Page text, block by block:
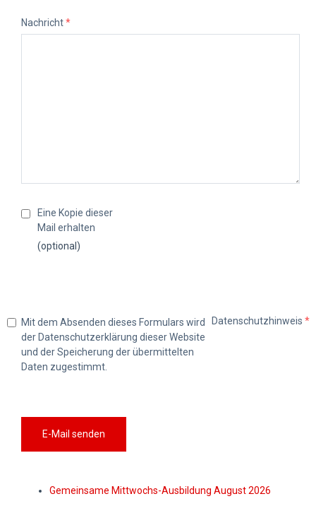
Nachricht*
Eine Kopie dieser
Mail erhalten
(optional)
Datenschutzhinweis *
Mit dem Absenden dieses Formulars wird
der Datenschutzerklärung dieser Website
und der Speicherung der übermittelten
Daten zugestimmt.
E-Mail senden
Gemeinsame Mittwochs-Ausbildung August 2026